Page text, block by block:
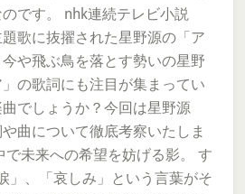
です。 nhk連続テレビ小説
題歌に抜擢された星野源の「ア
や飛ぶ鳥を落とす勢いの星野
の歌詞にも注目が集まってい
でしょうか？今回は星野源
や曲について徹底考察いたしま
で未来への希望を妨げる影。 す
」、「哀しみ」という言葉がそ